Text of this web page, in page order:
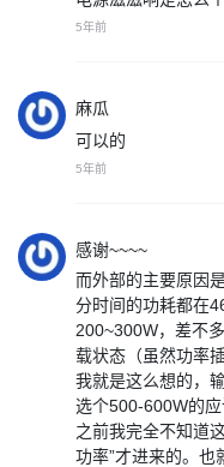
5年前
麻瓜
可以的
5年前
感谢~~~~
而外部的主要原因
分时间的功耗都在
200~300W，差不
载状态（虽然功率
我就是这么想的，
选个500-600W的应
之前我完全不知道
功率”才进来的。